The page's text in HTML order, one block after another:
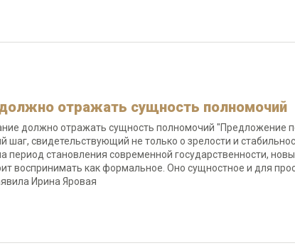
отражать сущность полномочий
должно отражать сущность полномочий "Предложение
шаг, свидетельствующий не только о зрелости и
период становления современной государственности,
воспринимать как формальное. Оно сущностное и для
Ирина Яровая